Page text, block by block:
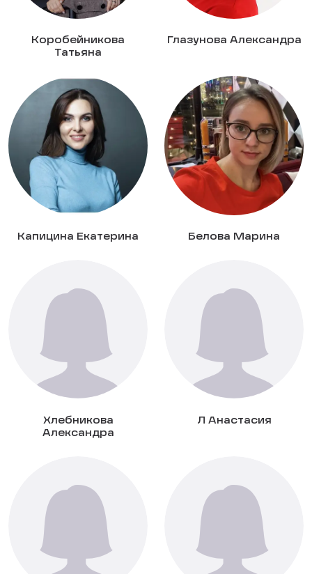
Коробейникова
Татьяна
Глазунова Александра
Капицина Екатерина Белова Марина
Хлебникова
Александра
Л Анастасия